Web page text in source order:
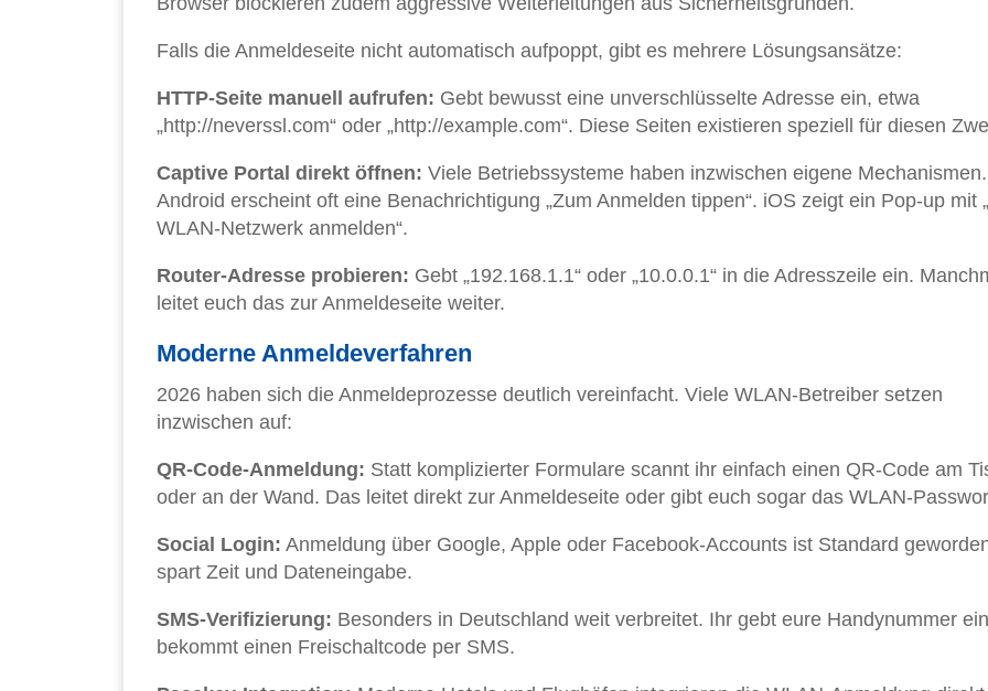
Falls die Anmeldeseite nicht automatisch aufpoppt, gibt es mehrere Lösungsansätze:
HTTP-Seite manuell aufrufen: Gebt bewusst eine unverschlüsselte Adresse ein, etwa
„http://neverssl.com“ oder „http://example.com“. Diese Seiten existieren speziell für diesen
Captive Portal direkt öffnen: Viele Betriebssysteme haben inzwischen eigene
Android erscheint oft eine Benachrichtigung „Zum Anmelden tippen“. iOS zeigt ein Pop-up mit
WLAN-Netzwerk anmelden“.
Router-Adresse probieren: Gebt „192.168.1.1“ oder „10.0.0.1“ in die Adresszeile ein.
leitet euch das zur Anmeldeseite weiter.
Moderne Anmeldeverfahren
2026 haben sich die Anmeldeprozesse deutlich vereinfacht. Viele WLAN-Betreiber setzen
inzwischen auf:
QR-Code-Anmeldung: Statt komplizierter Formulare scannt ihr einfach einen QR-Code am
oder an der Wand. Das leitet direkt zur Anmeldeseite oder gibt euch sogar das WLAN-
Social Login: Anmeldung über Google, Apple oder Facebook-Accounts ist Standard
spart Zeit und Dateneingabe.
SMS-Verifizierung: Besonders in Deutschland weit verbreitet. Ihr gebt eure Handynummer
bekommt einen Freischaltcode per SMS.